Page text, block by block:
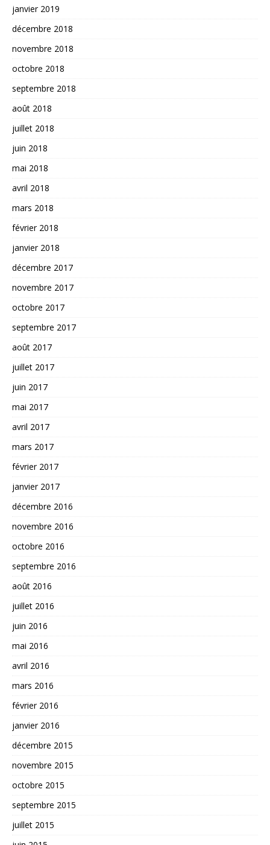
janvier 2019
décembre 2018
novembre 2018
octobre 2018
septembre 2018
août 2018
juillet 2018
juin 2018
mai 2018
avril 2018
mars 2018
février 2018
janvier 2018
décembre 2017
novembre 2017
octobre 2017
septembre 2017
août 2017
juillet 2017
juin 2017
mai 2017
avril 2017
mars 2017
février 2017
janvier 2017
décembre 2016
novembre 2016
octobre 2016
septembre 2016
août 2016
juillet 2016
juin 2016
mai 2016
avril 2016
mars 2016
février 2016
janvier 2016
décembre 2015
novembre 2015
octobre 2015
septembre 2015
juillet 2015